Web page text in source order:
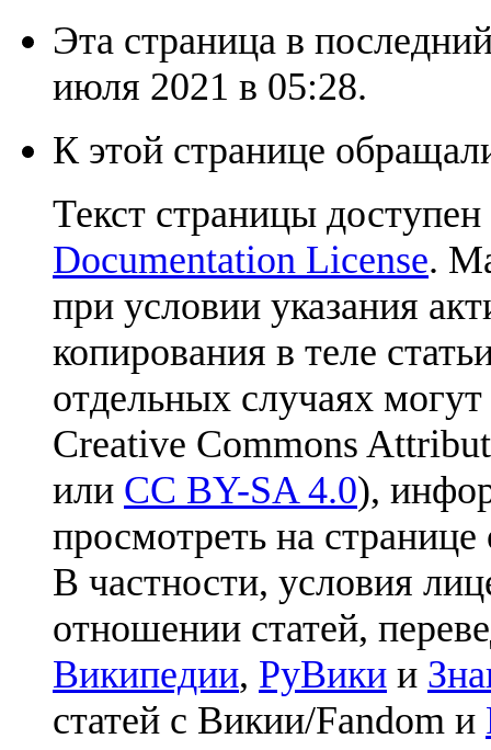
Эта страница в
июля 2021 в 05:28.
К этой странице
Текст страницы
Documentation License.
при условии указания
копирования в теле
отдельных случаях
Creative Commons
или CC BY-SA 4.0),
просмотреть на
В частности, условия
отношении статей,
Википедии, РуВики и
статей с Викии/Fandom и